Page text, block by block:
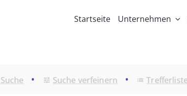
Startseite Unternehmen
• Suche verfeinern •